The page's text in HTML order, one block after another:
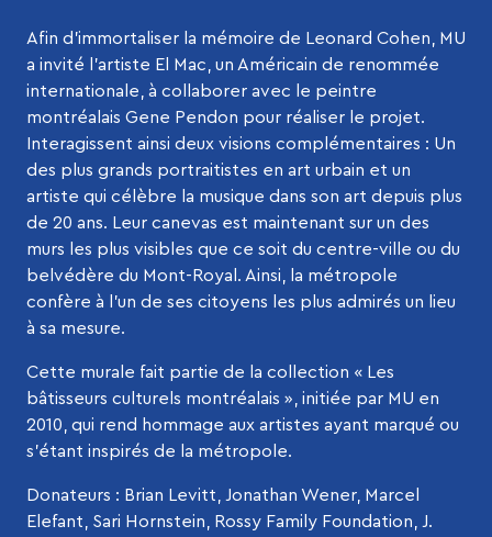
Afin d’immortaliser la mémoire de Leonard Cohen, MU
a invité l’artiste El Mac, un Américain de renommée
internationale, à collaborer avec le peintre
montréalais Gene Pendon pour réaliser le projet.
Interagissent ainsi deux visions complémentaires : Un
des plus grands portraitistes en art urbain et un
artiste qui célèbre la musique dans son art depuis plus
de 20 ans. Leur canevas est maintenant sur un des
murs les plus visibles que ce soit du centre-ville ou du
belvédère du Mont-Royal. Ainsi, la métropole
confère à l’un de ses citoyens les plus admirés un lieu
à sa mesure.
Cette murale fait partie de la collection « Les
bâtisseurs culturels montréalais », initiée par MU en
2010, qui rend hommage aux artistes ayant marqué ou
s’étant inspirés de la métropole.
Donateurs : Brian Levitt, Jonathan Wener, Marcel
Elefant, Sari Hornstein, Rossy Family Foundation, J.